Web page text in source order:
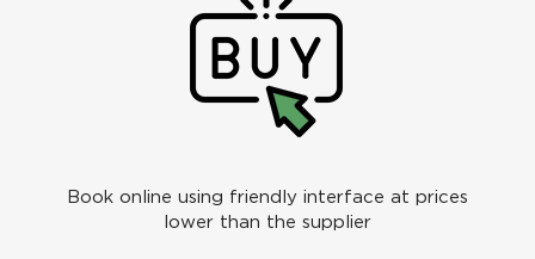
Book online using friendly interface at prices
lower than the supplier